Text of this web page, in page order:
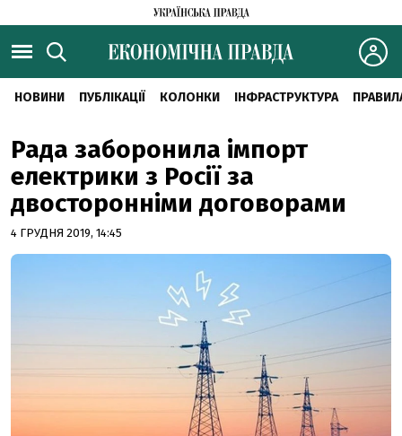
НОВИНИ ПУБЛІКАЦІЇ КОЛОНКИ ІНФРАСТРУКТУРА
Рада заборонила імпорт
електрики з Росії за
двосторонніми договорами
4 ГРУДНЯ 2019, 14:45